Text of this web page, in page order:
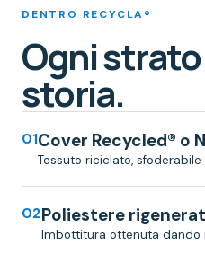
DENTRO RECYCLA®
Ogni
storia.
01Cover Recycled® o
Tessuto riciclato,
02Poliestere
Imbottitura ottenuta dando